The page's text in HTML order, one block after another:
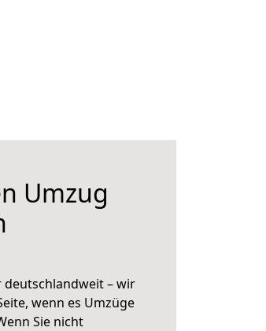
Umzug
deutschlandweit – wir
wenn es Umzüge
Sie nicht